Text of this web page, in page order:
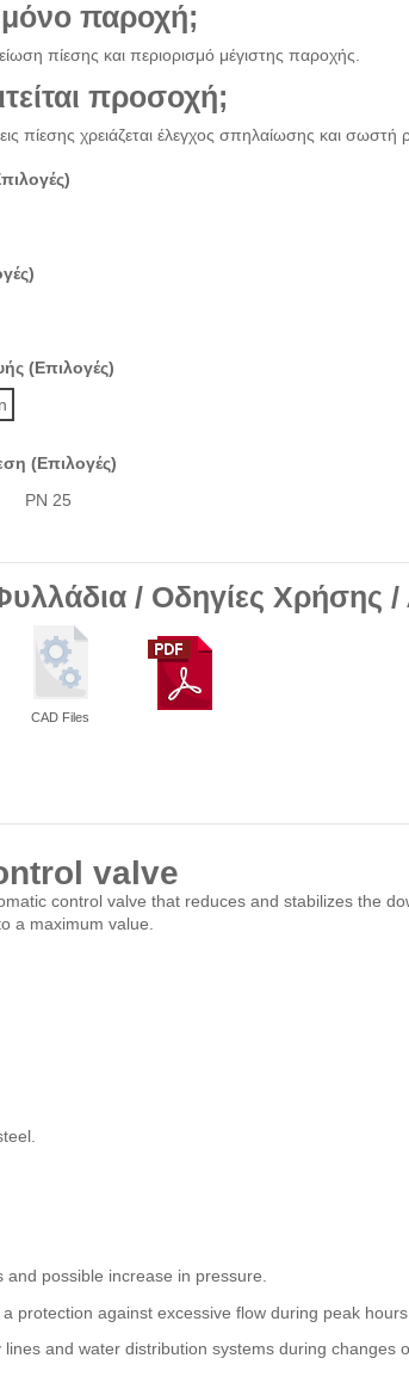
μόνο παροχή;
πίεσης και περιορισμό μέγιστης παροχής.
προσοχή;
πίεσης χρειάζεται έλεγχος σπηλαίωσης και σωστή
(Επιλογές)
(Επιλογές)
PN 25
/ Οδηγίες Χρήσης /
CAD Files
valve
control valve that reduces and stabilizes the
a maximum value.
possible increase in pressure.
protection against excessive flow during peak
and water distribution systems during changes